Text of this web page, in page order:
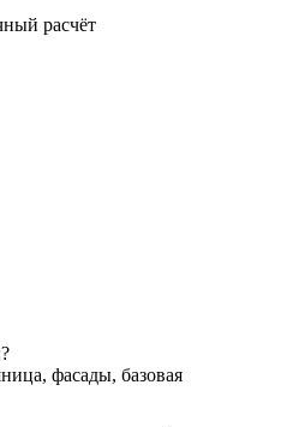
расчёт
фасады, базовая